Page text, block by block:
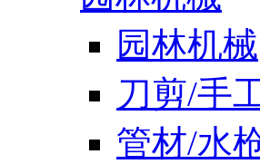
园林机械
刀剪/手
管材/水